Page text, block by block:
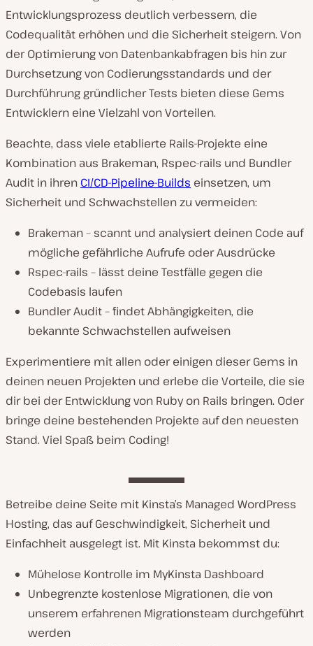
Entwicklungsprozess deutlich verbessern, die
Codequalität erhöhen und die Sicherheit steigern. Von
der Optimierung von Datenbankabfragen bis hin zur
Durchsetzung von Codierungsstandards und der
Durchführung gründlicher Tests bieten diese Gems
Entwicklern eine Vielzahl von Vorteilen.
Beachte, dass viele etablierte Rails-Projekte eine
Kombination aus Brakeman, Rspec-rails und Bundler
Audit in ihren CI/CD-Pipeline-Builds einsetzen, um
Sicherheit und Schwachstellen zu vermeiden:
Brakeman – scannt und analysiert deinen Code auf
mögliche gefährliche Aufrufe oder Ausdrücke
Rspec-rails – lässt deine Testfälle gegen die
Codebasis laufen
Bundler Audit – findet Abhängigkeiten, die
bekannte Schwachstellen aufweisen
Experimentiere mit allen oder einigen dieser Gems in
deinen neuen Projekten und erlebe die Vorteile, die sie
dir bei der Entwicklung von Ruby on Rails bringen. Oder
bringe deine bestehenden Projekte auf den neuesten
Stand. Viel Spaß beim Coding!
Betreibe deine Seite mit Kinsta’s Managed WordPress
Hosting, das auf Geschwindigkeit, Sicherheit und
Einfachheit ausgelegt ist. Mit Kinsta bekommst du:
Mühelose Kontrolle im MyKinsta Dashboard
Unbegrenzte kostenlose Migrationen, die von
unserem erfahrenen Migrationsteam durchgeführt
werden